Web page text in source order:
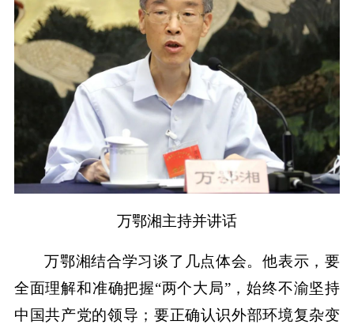
万鄂湘主持并讲话
万鄂湘结合学习谈了几点体会。他表示，要
全面理解和准确把握“两个大局”，始终不渝坚持
中国共产党的领导；要正确认识外部环境复杂变